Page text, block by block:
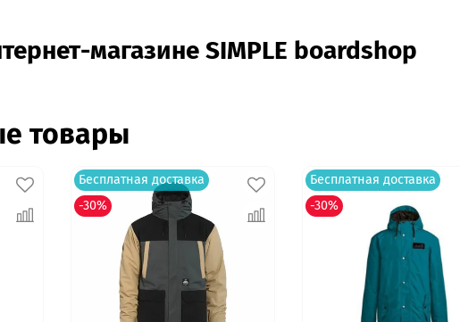
магазине SIMPLE boardshop
товары
Бесплатная доставка
-30%
Бесплатная доставка
-30%